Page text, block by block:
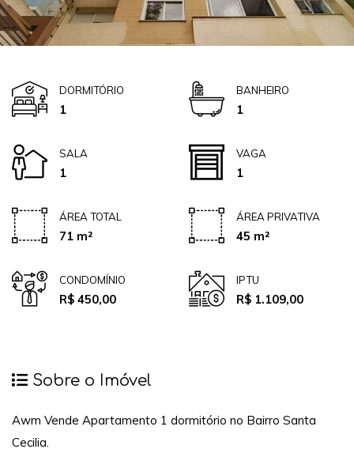
DORMITÓRIO
1
BANHEIRO
1
SALA
1
VAGA
1
ÁREA TOTAL
71 m²
ÁREA PRIVATIVA
45 m²
CONDOMÍNIO
R$ 450,00
IPTU
R$ 1.109,00
Sobre o Imóvel
Awm Vende Apartamento 1 dormitório no Bairro Santa
Cecilia.